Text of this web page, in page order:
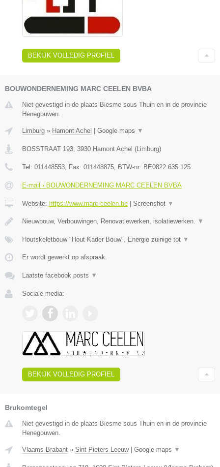
BEKIJK VOLLEDIG PROFIEL
BOUWONDERNEMING MARC CEELEN BVBA
Niet gevestigd in de plaats Biesme sous Thuin en in de provincie
Henegouwen.
Limburg » Hamont Achel Google maps ▼
BOSSTRAAT 193, 3930 Hamont Achel (Limburg)
Tel: 011448553, Fax: 011448875, BTW-nr: BE0822.635.125
E-mail › BOUWONDERNEMING MARC CEELEN BVBA
Website: https://www.marc-ceelen.be Screenshot ▼
Nieuwbouw, Verbouwingen, Renovatiewerken, isolatiewerken. ▼
Houtskeletbouw "Hout Kader Bouw", Energie zuinige tot ▼
Er wordt gewerkt op afspraak.
Laatste facebook posts ▼
Sociale media:
BEKIJK VOLLEDIG PROFIEL
Brukomtegel
Niet gevestigd in de plaats Biesme sous Thuin en in de provincie
Henegouwen.
Vlaams-Brabant » Sint Pieters Leeuw| Google maps ▼